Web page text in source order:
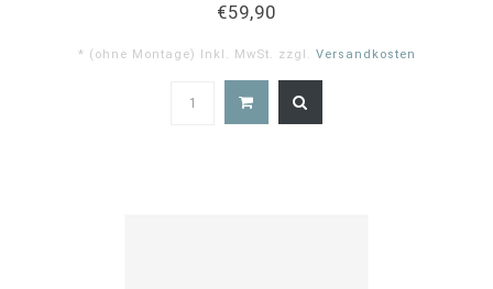
€59,90
* (ohne Montage) Inkl. MwSt. zzgl. Versandkosten